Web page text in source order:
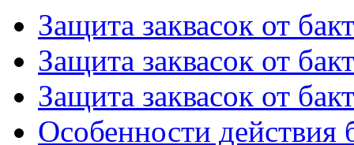
Защита заквасок от
Защита заквасок от
Защита заквасок от
Особенности действия